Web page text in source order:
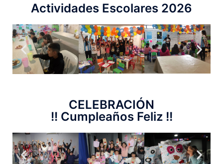
Actividades Escolares 2026
CELEBRACIÓN
!! Cumpleaños Feliz !!